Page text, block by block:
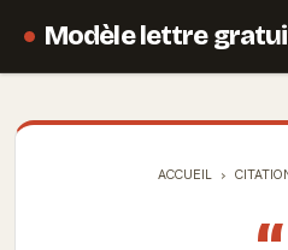
Modèle lettre
ACCUEIL